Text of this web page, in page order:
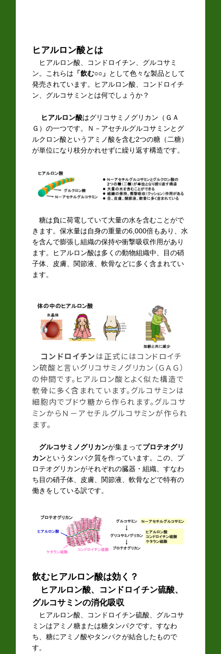
ヒアルロン酸とは
ヒアルロン酸、コンドロイチン、グルコサミ
ン。これらは 「飲む○○」 として色々な製品として
発売されています。ヒアルロン酸、コンドロイチ
ン、グルコサミンとは何でしょうか？
ヒアルロン酸はグリコサミノグリカン（ＧＡ
Ｇ）の一つです。Ｎ－アセチルグルコサミンとグ
ルクロン酸というアミノ酸を含む2つの糖（二糖）
が単位になり枝分かれせずに繰り返す構造です。
糖は負に荷電していて大量の水を含むことがで
きます。保水量は自身の重量の6,000倍もあり、水
を含んで膨張し組織の保持や衝撃吸収作用があり
ます。ヒアルロン酸は多くの動物組織中、目の硝
子体、皮膚、関節液、軟骨などに多く含まれてい
ます。
コンドロイチン は正式にはコンドロイチ
ン硫酸と言いグリコサミノグリカン（ＧＡＧ）
の仲間です。ヒアルロン酸とよく似た構造で
軟骨に多く含まれています。グルコサミンは
細胞内でブドウ糖から作られます。グルコサ
ミンからＮ－アセチルグルコサミンが作られ
ます。
グルコサミノグリカンが集まってプロテオグリ
カンというタンパク質を作っています。この、プ
ロテオグリカンがそれぞれの臓器・組織、すなわ
ち目の硝子体、皮膚、関節液、軟骨などで特有の
働きをしている訳です。
飲むヒアルロン酸は効く？
ヒアルロン酸、コンドロイチン硫酸、
グルコサミンの消化吸収
ヒアルロン酸、コンドロイチン硫酸、グルコサ
ミンはアミノ糖または糖タンパクです。すなわ
ち、糖にアミノ酸やタンパクが結合したもので
す。